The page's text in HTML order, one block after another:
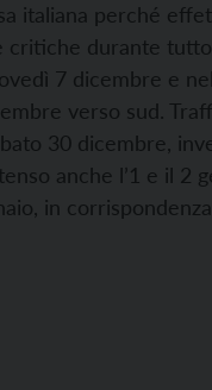
italiana perché
durante tutto
7 dicembre e
verso sud.
30 dicembre,
anche l’1 e il 2
in